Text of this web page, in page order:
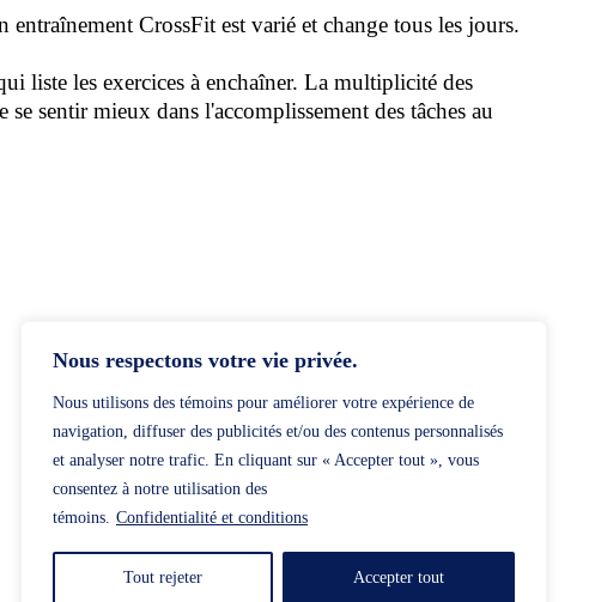
Nous respectons votre vie privée.
Nous utilisons des témoins pour améliorer votre expérience de
navigation, diffuser des publicités et/ou des contenus personnalisés
et analyser notre trafic. En cliquant sur « Accepter tout », vous
consentez à notre utilisation des
témoins. Confidentialité et conditions
Tout rejeter Accepter tout
CrossFit est varié et change tous les jours.
liste les exercices à enchaîner. La multiplicité des
sentir mieux dans l'accomplissement des tâches au